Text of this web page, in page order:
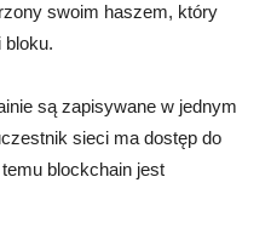
swoim haszem, który
bloku.
są zapisywane w jednym
sieci ma dostęp do
blockchain jest